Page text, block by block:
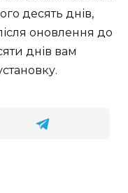
десять днів,
оновлення до
днів вам